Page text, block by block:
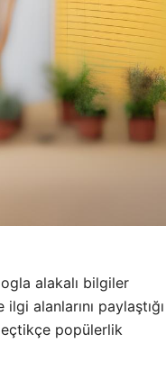
alakalı bilgiler
alanlarını paylaştığı
popülerlik